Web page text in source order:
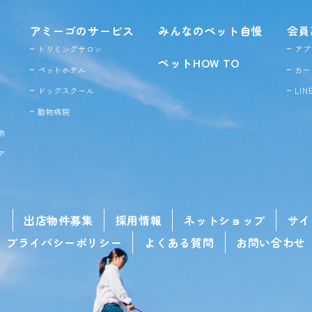
アミーゴのサービス
トリミングサロン
ペットホテル
ドッグスクール
動物病院
みんなのペット自慢
ペットHOW TO
会
ア
カ
出店物件募集 採用情報 ネットショップ
サ
プライバシーポリシー
よくある質問 お問い合わせ